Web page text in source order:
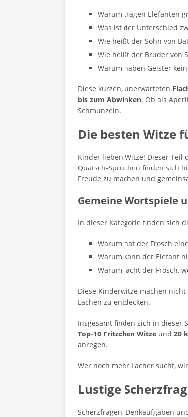
Warum tragen Elefanten
Was ist der Unterschied
Wie heißt der Sohn von
Wie heißt der Bruder von
Warum haben Geister
Diese kurzen, unerwarteten
bis zum Abwinken. Ob als
Schmunzeln.
Die besten Witze
Kinder lieben Witze! Dieser
Quatsch-Sprüchen finden sich
Freude zu machen und
Gemeine Wortspiele
In dieser Kategorie finden sich
Warum hat der Frosch
Warum kann der Elefant
Warum lacht der Frosch,
Diese Kinderwitze machen
Lachen zu entdecken.
Insgesamt finden sich in dieser
Top-10 Fritzchen Witze und 20
anregen.
Wer noch mehr Lacher sucht,
Lustige
Scherzfragen, Denkaufgaben